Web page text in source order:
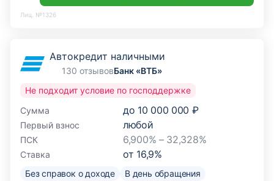
Лиц. №1326
Автокредит наличными
130 отзывовБанк «ВТБ»
Сумма до 10 000 000 ₽
Первый взнос любой
ПСК 6,900% – 32,328%
Ставка от 16,9%
Не подходит условие по господдержке
Без справок о доходе В день обращения